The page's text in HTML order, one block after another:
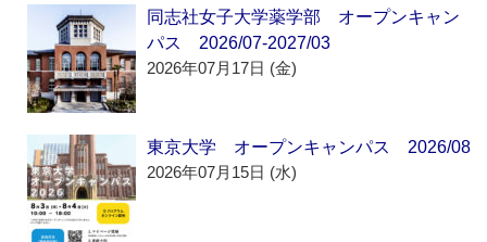
同志社女子大学薬学部 オープンキャン
パス 2026/07-2027/03
2026年07月17日 (金)
東京大学 オープンキャンパス 2026/08
2026年07月15日 (水)